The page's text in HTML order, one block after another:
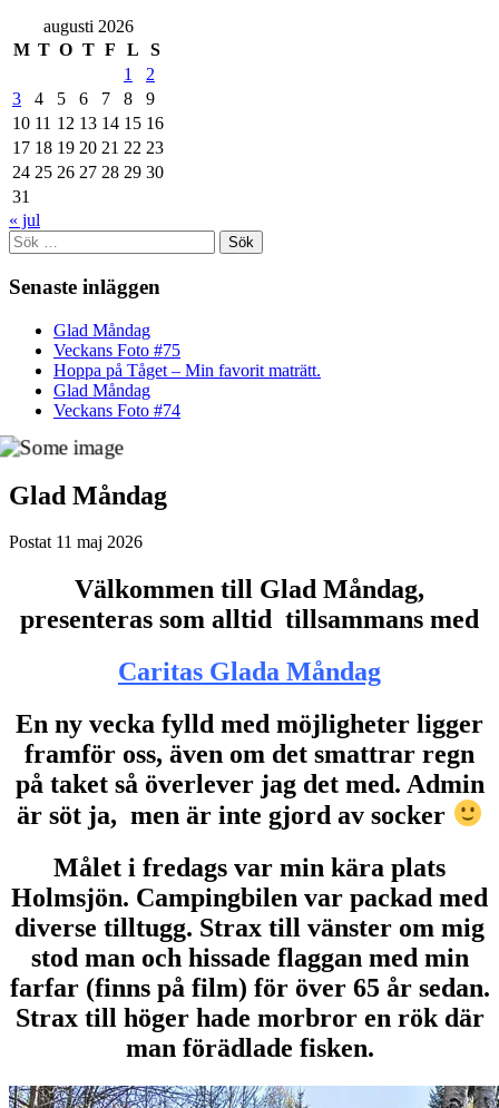
augusti 2026
M T O T F L
S
1
2
3
4 5 6 7 8
9
10 11 12 13 14 15 16
17 18 19 20 21 22 23
24 25 26 27 28 29 30
31
« jul
Sök
efter:
Senaste inläggen
Glad Måndag
Veckans Foto #75
Hoppa på Tåget – Min favorit maträtt.
Glad Måndag
Veckans Foto #74
Glad Måndag
Postat 11 maj 2026
Välkommen till Glad Måndag,
presenteras som alltid tillsammans med
Caritas Glada Måndag
En ny vecka fylld med möjligheter ligger
framför oss, även om det smattrar regn
på taket så överlever jag det med. Admin
är söt ja, men är inte gjord av socker
Målet i fredags var min kära plats
Holmsjön. Campingbilen var packad med
diverse tilltugg. Strax till vänster om mig
stod man och hissade flaggan med min
farfar (finns på film) för över 65 år sedan.
Strax till höger hade morbror en rök där
man förädlade fisken.